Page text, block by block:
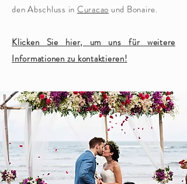
den Abschluss in Curacao und Bonaire.
Klicken Sie hier, um uns für weitere
Informationen zu kontaktieren!